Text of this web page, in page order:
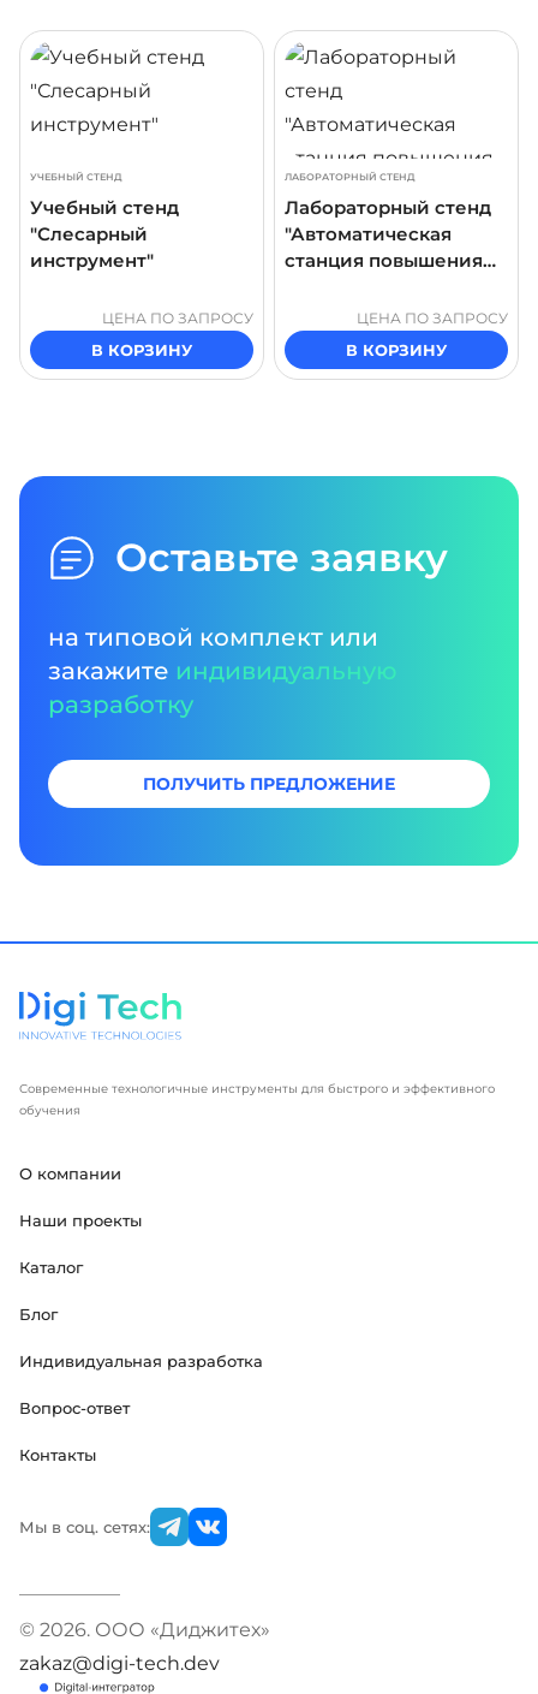
УЧЕБНЫЙ СТЕНД
Учебный стенд
"Слесарный
инструмент"
ЦЕНА ПО ЗАПРОСУ
В КОРЗИНУ
ЛАБОРАТОРНЫЙ СТЕНД
Лабораторный стенд
"Автоматическая
станция повышения
ЦЕНА ПО ЗАПРОСУ
В КОРЗИНУ
ПОДРОБНЕЕ
Оставьте заявку
на типовой комплект или
закажите индивидуальную
разработку
ПОЛУЧИТЬ ПРЕДЛОЖЕНИЕ
Современные технологичные инструменты для быстрого и эффективного
обучения
О компании
Наши проекты
Каталог
Блог
Индивидуальная разработка
Вопрос-ответ
Контакты
Мы в соц. сетях:
© 2026. ООО «Диджитех»
zakaz@digi-tech.dev